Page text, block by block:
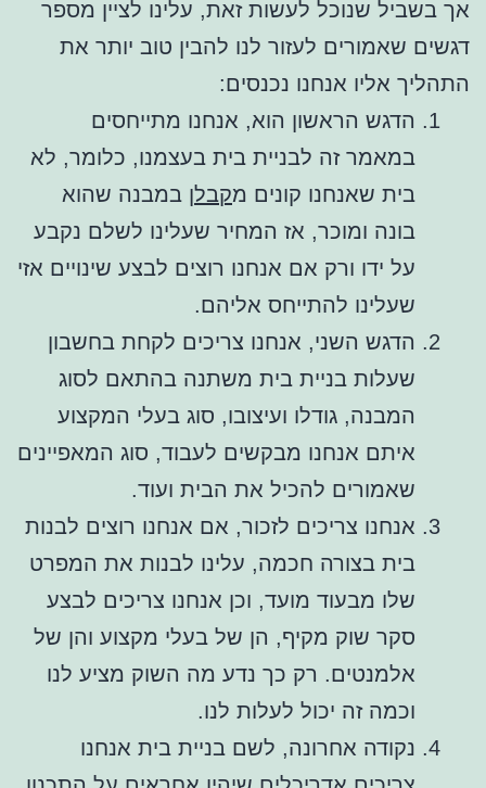
אך בשביל שנוכל לעשות זאת, עלינו לציין מספר
דגשים שאמורים לעזור לנו להבין טוב יותר את
התהליך אליו אנחנו נכנסים:
הדגש הראשון הוא, אנחנו מתייחסים
במאמר זה לבניית בית בעצמנו, כלומר, לא
בית שאנחנו קונים מקבלן במבנה שהוא
בונה ומוכר, אז המחיר שעלינו לשלם נקבע
על ידו ורק אם אנחנו רוצים לבצע שינויים אזי
שעלינו להתייחס אליהם.
הדגש השני, אנחנו צריכים לקחת בחשבון
שעלות בניית בית משתנה בהתאם לסוג
המבנה, גודלו ועיצובו, סוג בעלי המקצוע
איתם אנחנו מבקשים לעבוד, סוג המאפיינים
שאמורים להכיל את הבית ועוד.
אנחנו צריכים לזכור, אם אנחנו רוצים לבנות
בית בצורה חכמה, עלינו לבנות את המפרט
שלו מבעוד מועד, וכן אנחנו צריכים לבצע
סקר שוק מקיף, הן של בעלי מקצוע והן של
אלמנטים. רק כך נדע מה השוק מציע לנו
וכמה זה יכול לעלות לנו.
נקודה אחרונה, לשם בניית בית אנחנו